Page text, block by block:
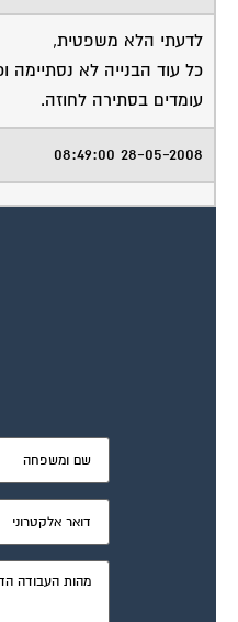
לדעתי הלא משפטית,
כל עוד הבנייה לא נסתיימה
עומדים בסתירה לחוזה.
28-05-2008 08:49:00